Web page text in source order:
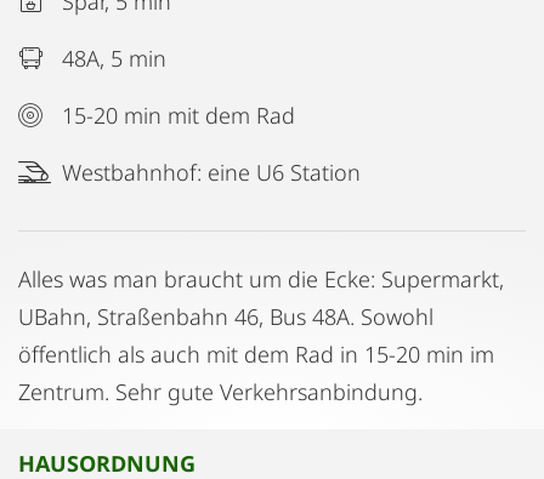
48A, 5 min
15-20 min mit dem Rad
Westbahnhof: eine U6 Station
Alles was man braucht um die Ecke: Supermarkt,
UBahn, Straßenbahn 46, Bus 48A. Sowohl
öffentlich als auch mit dem Rad in 15-20 min im
Zentrum. Sehr gute Verkehrsanbindung.
HAUSORDNUNG